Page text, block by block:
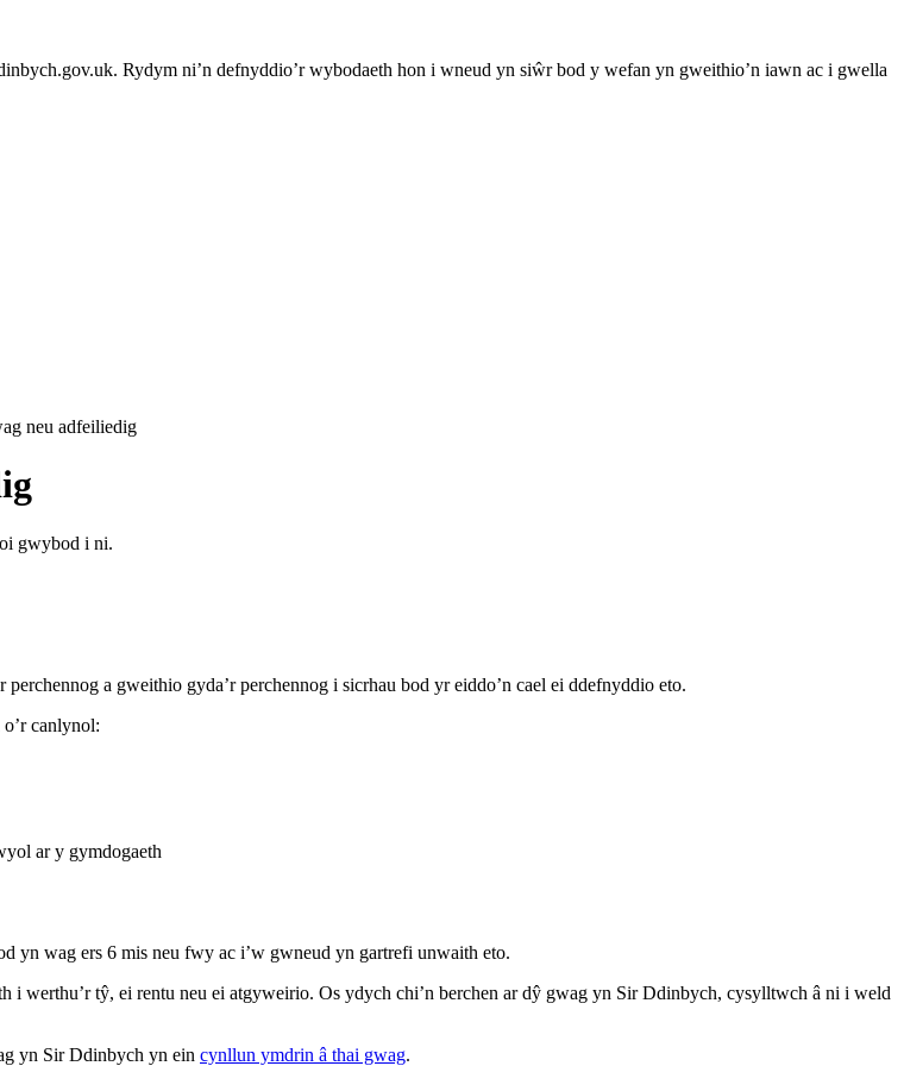
Rydym ni’n defnyddio’r wybodaeth hon i wneud yn siŵr bod y wefan yn gweithio’n iawn ac i gwella
neu adfeiliedig
gwybod i ni.
a gweithio gyda’r perchennog i sicrhau bod yr eiddo’n cael ei ddefnyddio eto.
canlynol:
ar y gymdogaeth
yn wag ers 6 mis neu fwy ac i’w gwneud yn gartrefi unwaith eto.
werthu’r tŷ, ei rentu neu ei atgyweirio. Os ydych chi’n berchen ar dŷ gwag yn Sir Ddinbych, cysylltwch â ni i weld
yn Sir Ddinbych yn ein cynllun ymdrin â thai gwag.